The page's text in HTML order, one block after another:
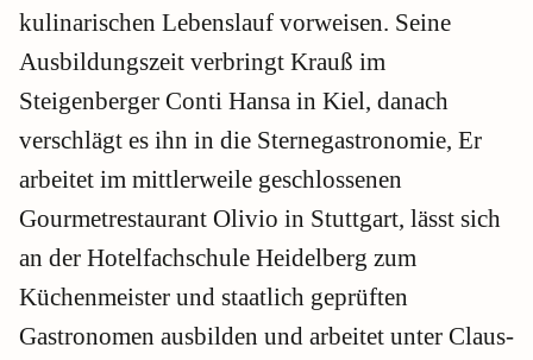
kulinarischen Lebenslauf vorweisen. Seine
Ausbildungszeit verbringt Krauß im
Steigenberger Conti Hansa in Kiel, danach
verschlägt es ihn in die Sternegastronomie, Er
arbeitet im mittlerweile geschlossenen
Gourmetrestaurant Olivio in Stuttgart, lässt sich
an der Hotelfachschule Heidelberg zum
Küchenmeister und staatlich geprüften
Gastronomen ausbilden und arbeitet unter Claus-